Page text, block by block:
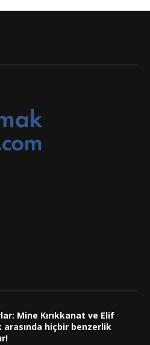
Mine Kırıkkanat ve Elif
arasında hiçbir benzerlik